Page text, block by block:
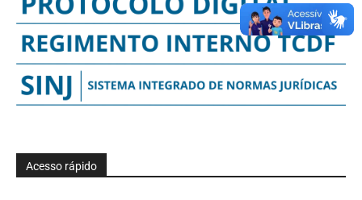
Acesso rápido